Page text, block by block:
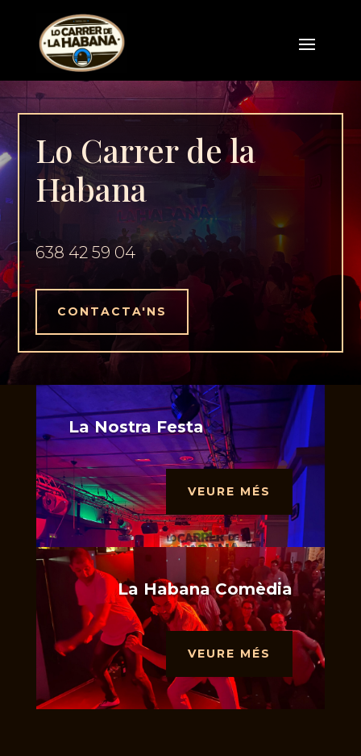
Lo Carrer de la
Habana
638 42 59 04
CONTACTA'NS
La Nostra Festa
VEURE MÉS
La Habana Comèdia
VEURE MÉS